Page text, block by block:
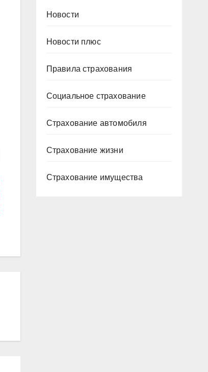
Новости
Новости плюс
Правила страхования
Социальное страхование
Страхование автомобиля
Страхование жизни
Страхование имущества